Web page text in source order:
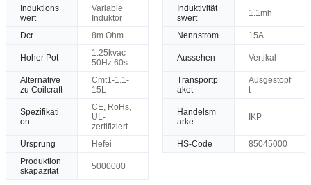
Induktions
wert
Variable
Induktor
Induktivität
swert
1.1mh
Dcr 8m Ohm Nennstrom 15A
Hoher Pot
1.25kvac
50Hz 60s
Aussehen Vertikal
Alternative
zu Coilcraft
Cmt1-1.1-
15L
Transportp
aket
Ausgestopf
t
Spezifikati
on
CE, RoHs,
UL-
zertifiziert
Handelsm
arke
IKP
Ursprung Hefei HS-Code
85045000
Produktion
skapazität
5000000